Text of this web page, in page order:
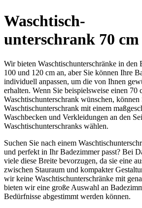
Waschtisch-
unterschrank 70 cm
Wir bieten Waschtischunterschränke in den
100 und 120 cm an, aber Sie können Ihre
individuell anpassen, um die von Ihnen
erhalten. Wenn Sie beispielsweise einen 70
Waschtischunterschrank wünschen,
Waschtischunterschrank mit einem
Waschbecken und Verkleidungen an den
Waschtischunterschranks wählen.
Suchen Sie nach einem
und perfekt in Ihr Badezimmer passt? Bei
viele diese Breite bevorzugen, da sie eine
zwischen Stauraum und kompakter
wir keine Waschtischunterschränke mit
bieten wir eine große Auswahl an
Bedürfnisse abgestimmt werden können.